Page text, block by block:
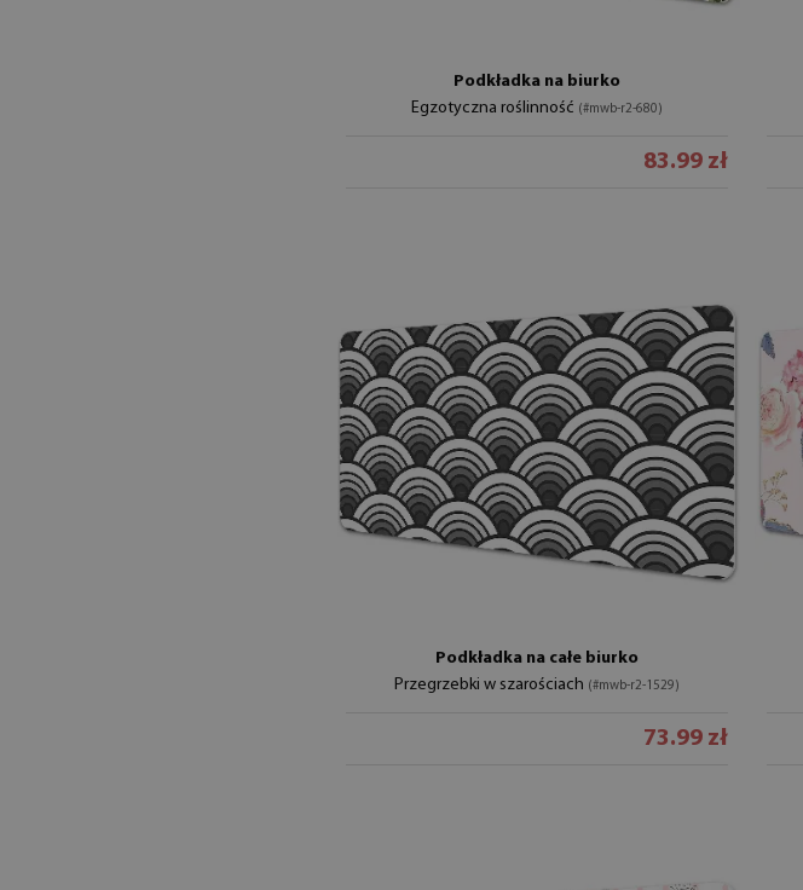
Podkładka na biurko
Egzotyczna roślinność (#mwb-r2-680)
83.99 zł
Podkładka na całe biurko
Przegrzebki w szarościach (#mwb-r2-1529)
73.99 zł